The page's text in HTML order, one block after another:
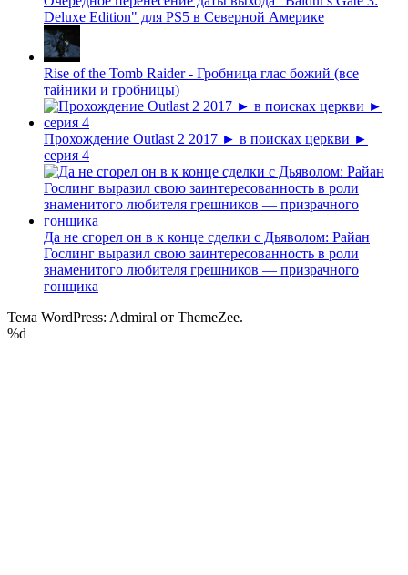
Deluxe Edition" для PS5 в Северной Америке
Rise of the Tomb Raider - Гробница глас божий (все
тайники и гробницы)
Прохождение Outlast 2 2017 ► в поисках церкви ►
серия 4
Да не сгорел он в к конце сделки с Дьяволом: Райан
Гослинг выразил свою заинтересованность в роли
знаменитого любителя грешников — призрачного
гонщика
Тема WordPress: Admiral от ThemeZee.
%d